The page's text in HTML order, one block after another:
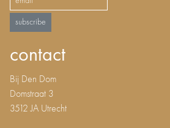
subscribe
contact
Bij Den Dom
Domstraat 3
3512 JA Utrecht